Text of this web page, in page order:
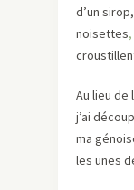
d’un
noisettes,
Au lieu de
j’ai
ma
les unes